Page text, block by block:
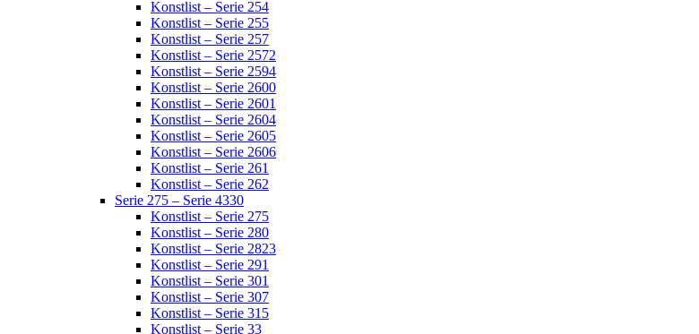
Konstlist – Serie 254
Konstlist – Serie 255
Konstlist – Serie 257
Konstlist – Serie 2572
Konstlist – Serie 2594
Konstlist – Serie 2600
Konstlist – Serie 2601
Konstlist – Serie 2604
Konstlist – Serie 2605
Konstlist – Serie 2606
Konstlist – Serie 261
Konstlist – Serie 262
Serie 275 – Serie 4330
Konstlist – Serie 275
Konstlist – Serie 280
Konstlist – Serie 2823
Konstlist – Serie 291
Konstlist – Serie 301
Konstlist – Serie 307
Konstlist – Serie 315
Konstlist – Serie 33